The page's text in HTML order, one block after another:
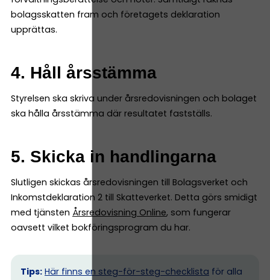
bolagsskatten fram och företagets deklaration
upprättas.
4. Håll årsstämma
Styrelsen ska skriva under årsredovisningen och bolaget
ska hålla årsstämma där resultatet fastställs.
5. Skicka in handlingarna
Slutligen skickas årsredovisningen till Bolagsverket och
Inkomstdeklaration 2 till Skatteverket. Detta görs smidigt
med tjänsten Årsredovisning Online, som fungerar
oavsett vilket bokföringsprogram du har.
Tips: Här finns en steg-för-steg-checklista för alla